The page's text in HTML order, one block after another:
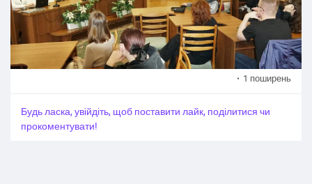
· 1 поширень
Будь ласка, увійдіть, щоб поставити лайк, поділитися чи
прокоментувати!